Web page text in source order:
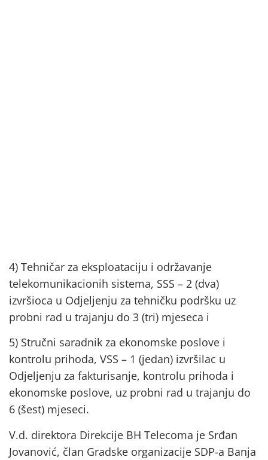
4) Tehničar za eksploataciju i održavanje
telekomunikacionih sistema, SSS – 2 (dva)
izvršioca u Odjeljenju za tehničku podršku uz
probni rad u trajanju do 3 (tri) mjeseca i
5) Stručni saradnik za ekonomske poslove i
kontrolu prihoda, VSS – 1 (jedan) izvršilac u
Odjeljenju za fakturisanje, kontrolu prihoda i
ekonomske poslove, uz probni rad u trajanju do
6 (šest) mjeseci.
V.d. direktora Direkcije BH Telecoma je Srđan
Jovanović, član Gradske organizacije SDP-a Banja